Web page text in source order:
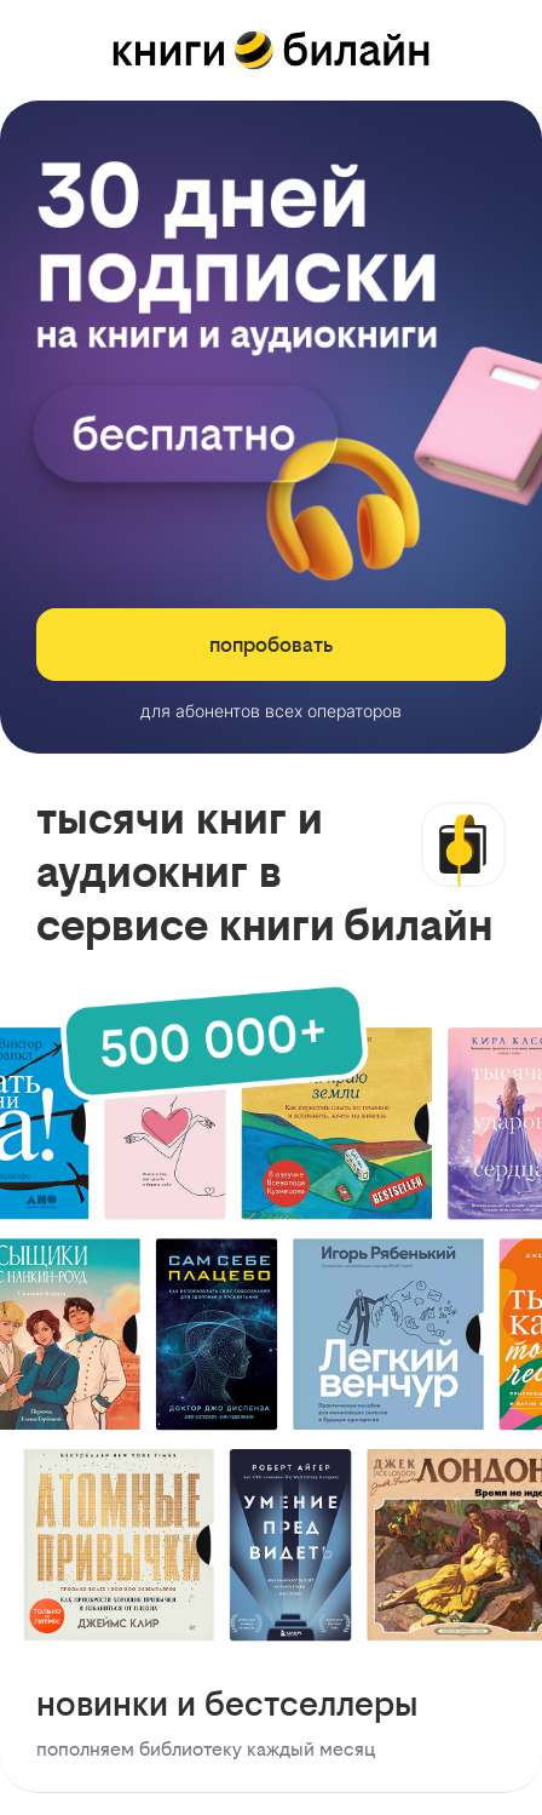
попробовать
для абонентов всех операторов
тысячи книг и
аудиокниг в
сервисе книги билайн
новинки и бестселлеры
пополняем библиотеку каждый месяц